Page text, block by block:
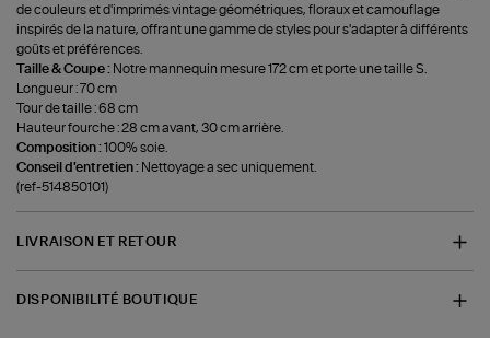
de couleurs et d'imprimés vintage géométriques, floraux et camouflage
inspirés de la nature, offrant une gamme de styles pour s'adapter à différents
goûts et préférences.
Taille & Coupe : Notre mannequin mesure 172 cm et porte une taille S.
Longueur : 70 cm
Tour de taille : 68 cm
Hauteur fourche : 28 cm avant, 30 cm arrière.
Composition :100% soie.
Conseil d'entretien : Nettoyage a sec uniquement.
(ref-514850101)
LIVRAISON ET RETOUR
DISPONIBILITÉ BOUTIQUE